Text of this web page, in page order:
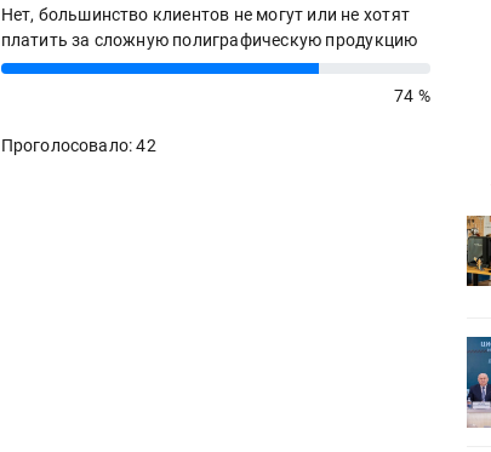
Нет, большинство клиентов не могут или не хотят
платить за сложную полиграфическую продукцию
74%
74 %
Проголосовало: 42